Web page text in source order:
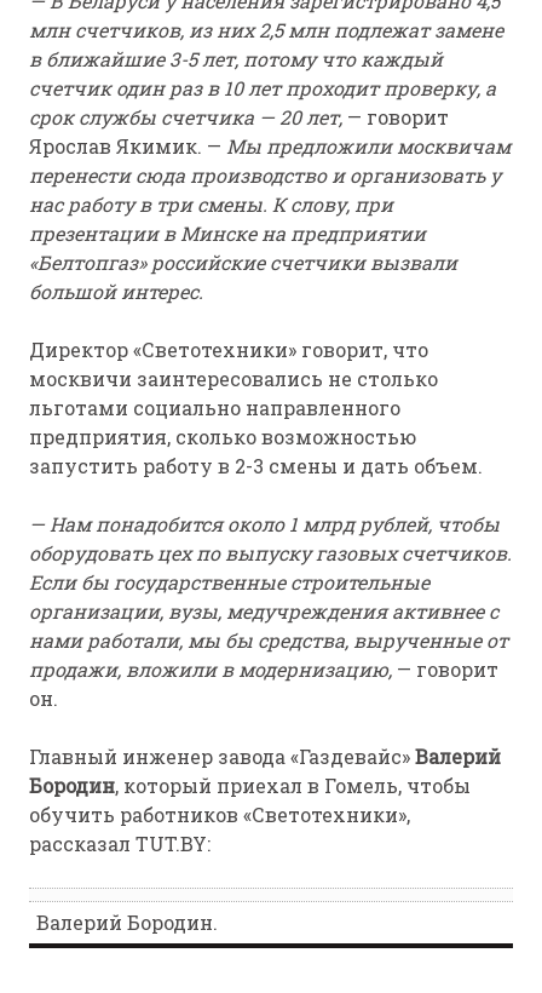
млн счетчиков, из них 2,5 млн подлежат замене
в ближайшие 3-5 лет, потому что каждый
счетчик один раз в 10 лет проходит проверку, а
срок службы счетчика — 20 лет, — говорит
Ярослав Якимик. — Мы предложили москвичам
перенести сюда производство и организовать у
нас работу в три смены. К слову, при
презентации в Минске на предприятии
«Белтопгаз» российские счетчики вызвали
большой интерес.
Директор «Светотехники» говорит, что
москвичи заинтересовались не столько
льготами социально направленного
предприятия, сколько возможностью
запустить работу в 2-3 смены и дать объем.
— Нам понадобится около 1 млрд рублей, чтобы
оборудовать цех по выпуску газовых счетчиков.
Если бы государственные строительные
организации, вузы, медучреждения активнее с
нами работали, мы бы средства, вырученные от
продажи, вложили в модернизацию, — говорит
он.
Главный инженер завода «Газдевайс»Валерий
Бородин, который приехал в Гомель, чтобы
обучить работников «Светотехники»,
рассказал TUT.BY:
Валерий Бородин.